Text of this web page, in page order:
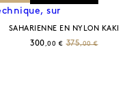
SAHARIENNE EN NYLON KAKI
300 ,00 € 375,00 €